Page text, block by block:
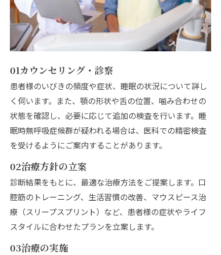
01カウンセリング・診察
患者様のいびきの頻度や症状、睡眠の状況について詳し
く伺います。また、顎の形状や舌の位置、噛み合わせの
状態を確認し、必要に応じて追加の検査を行います。睡
眠時無呼吸症候群が疑われる場合は、医科での精密検査
を受けるようにご案内することがあります。
02治療方針の立案
診断結果をもとに、最適な治療方法をご提案します。口
腔筋のトレーニング、生活習慣の改善、マウスピース治
療（スリープスプリント）など、患者様の症状やライフ
スタイルに合わせたプランを立案します。
03治療の実施